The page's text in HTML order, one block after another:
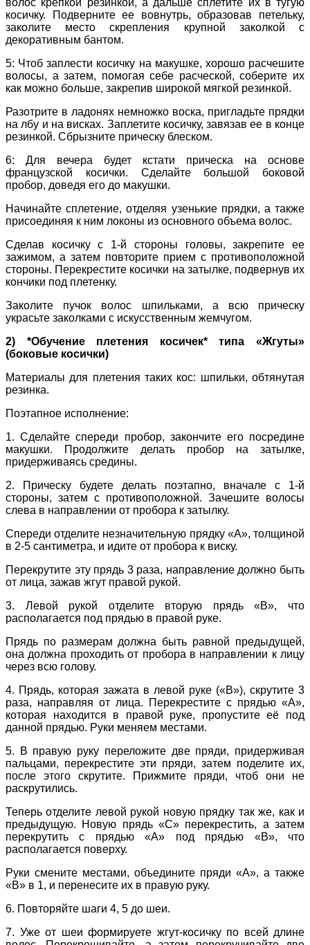
косичку. Подверните ее вовнутрь, образовав петельку,
заколите место скрепления крупной заколкой с
декоративным бантом.
5: Чтоб заплести косичку на макушке, хорошо расчешите
волосы, а затем, помогая себе расческой, соберите их
как можно больше, закрепив широкой мягкой резинкой.
Разотрите в ладонях немножко воска, пригладьте прядки
на лбу и на висках. Заплетите косичку, завязав ее в конце
резинкой. Сбрызните прическу блеском.
6: Для вечера будет кстати прическа на основе
французской косички. Сделайте большой боковой
пробор, доведя его до макушки.
Начинайте сплетение, отделяя узенькие прядки, а также
присоединяя к ним локоны из основного объема волос.
Сделав косичку с 1-й стороны головы, закрепите ее
зажимом, а затем повторите прием с противоположной
стороны. Перекрестите косички на затылке, подвернув их
кончики под плетенку.
Заколите пучок волос шпильками, а всю прическу
украсьте заколками с искусственным жемчугом.
2) *Обучение плетения косичек* типа «Жгуты»
(боковые косички)
Материалы для плетения таких кос: шпильки, обтянутая
резинка.
Поэтапное исполнение:
1. Сделайте спереди пробор, закончите его посредине
макушки. Продолжите делать пробор на затылке,
придерживаясь средины.
2. Прическу будете делать поэтапно, вначале с 1-й
стороны, затем с противоположной. Зачешите волосы
слева в направлении от пробора к затылку.
Спереди отделите незначительную прядку «А», толщиной
в 2-5 сантиметра, и идите от пробора к виску.
Перекрутите эту прядь 3 раза, направление должно быть
от лица, зажав жгут правой рукой.
3. Левой рукой отделите вторую прядь «В», что
располагается под прядью в правой руке.
Прядь по размерам должна быть равной предыдущей,
она должна проходить от пробора в направлении к лицу
через всю голову.
4. Прядь, которая зажата в левой руке («В»), скрутите 3
раза, направляя от лица. Перекрестите с прядью «А»,
которая находится в правой руке, пропустите её под
данной прядью. Руки меняем местами.
5. В правую руку переложите две пряди, придерживая
пальцами, перекрестите эти пряди, затем поделите их,
после этого скрутите. Прижмите пряди, чтоб они не
раскрутились.
Теперь отделите левой рукой новую прядку так же, как и
предыдущую. Новую прядь «С» перекрестить, а затем
перекрутить с прядью «А» под прядью «В», что
располагается поверху.
Руки смените местами, объедините пряди «А», а также
«В» в 1, и перенесите их в правую руку.
6. Повторяйте шаги 4, 5 до шеи.
7. Уже от шеи формируете жгут-косичку по всей длине